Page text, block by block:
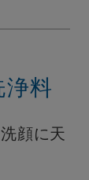
浄料
顔に天